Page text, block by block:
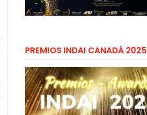
PREMIOS INDAI CANADÁ 2025